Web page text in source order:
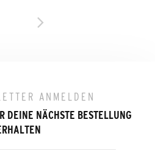
ANMELDEN
DEINE NÄCHSTE BESTELLUNG